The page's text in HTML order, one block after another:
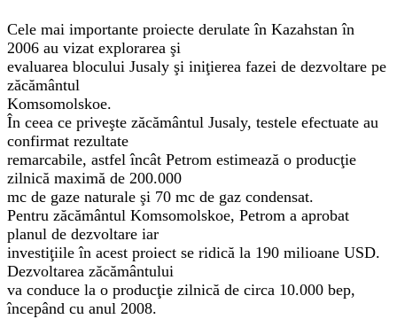
Cele mai importante proiecte derulate în Kazahstan în
2006 au vizat explorarea şi
evaluarea blocului Jusaly şi iniţierea fazei de dezvoltare pe
zăcământul
Komsomolskoe.
În ceea ce priveşte zăcământul Jusaly, testele efectuate au
confirmat rezultate
remarcabile, astfel încât Petrom estimează o producţie
zilnică maximă de 200.000
mc de gaze naturale şi 70 mc de gaz condensat.
Pentru zăcământul Komsomolskoe, Petrom a aprobat
planul de dezvoltare iar
investiţiile în acest proiect se ridică la 190 milioane USD.
Dezvoltarea zăcământului
va conduce la o producţie zilnică de circa 10.000 bep,
începând cu anul 2008.